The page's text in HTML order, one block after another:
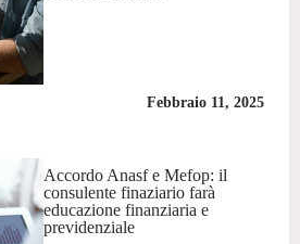
Febbraio 11, 2025
Accordo Anasf e Mefop: il
consulente finaziario farà
educazione finanziaria e
previdenziale